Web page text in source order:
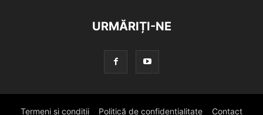
URMĂRIȚI-NE
Termeni si conditii Politică de confidențialitate Contact